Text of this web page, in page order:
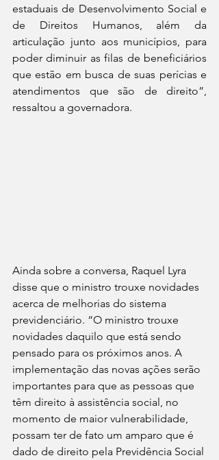
estaduais de Desenvolvimento Social e
de Direitos Humanos, além da
articulação junto aos municípios, para
poder diminuir as filas de beneficiários
que estão em busca de suas perícias e
atendimentos que são de direito”,
ressaltou a governadora.
Ainda sobre a conversa, Raquel Lyra
disse que o ministro trouxe novidades
acerca de melhorias do sistema
previdenciário. “O ministro trouxe
novidades daquilo que está sendo
pensado para os próximos anos. A
implementação das novas ações serão
importantes para que as pessoas que
têm direito à assistência social, no
momento de maior vulnerabilidade,
possam ter de fato um amparo que é
dado de direito pela Previdência Social